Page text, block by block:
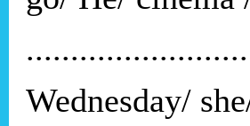
Wednesday/